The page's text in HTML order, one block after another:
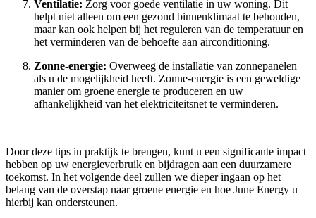
Ventilatie: Zorg voor goede ventilatie in uw woning. Dit
helpt niet alleen om een gezond binnenklimaat te behouden,
maar kan ook helpen bij het reguleren van de temperatuur en
het verminderen van de behoefte aan airconditioning.
Zonne-energie: Overweeg de installatie van zonnepanelen
als u de mogelijkheid heeft. Zonne-energie is een geweldige
manier om groene energie te produceren en uw
afhankelijkheid van het elektriciteitsnet te verminderen.
Door deze tips in praktijk te brengen, kunt u een significante impact
hebben op uw energieverbruik en bijdragen aan een duurzamere
toekomst. In het volgende deel zullen we dieper ingaan op het
belang van de overstap naar groene energie en hoe June Energy u
hierbij kan ondersteunen.